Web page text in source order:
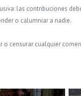
las contribuciones
o calumniar a nadie.
o censurar cualquier